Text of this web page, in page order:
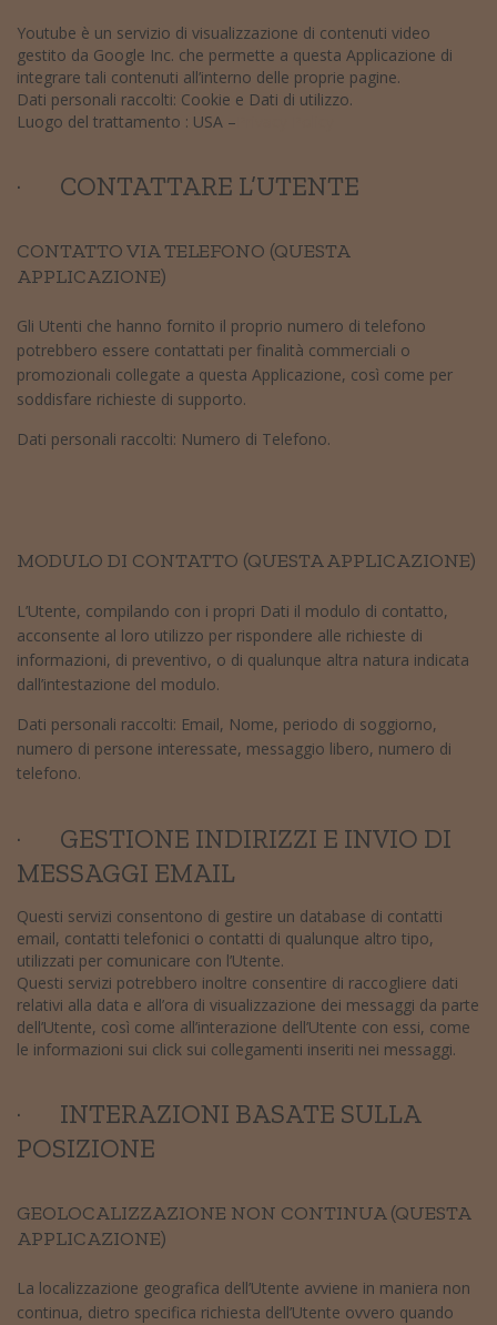
Youtube è un servizio di visualizzazione di contenuti video
gestito da Google Inc. che permette a questa Applicazione di
integrare tali contenuti all’interno delle proprie pagine.
Dati personali raccolti: Cookie e Dati di utilizzo.
Luogo del trattamento : USA –
· CONTATTARE L’UTENTE
CONTATTO VIA TELEFONO (QUESTA
APPLICAZIONE)
Gli Utenti che hanno fornito il proprio numero di telefono
potrebbero essere contattati per finalità commerciali o
promozionali collegate a questa Applicazione, così come per
soddisfare richieste di supporto.
Dati personali raccolti: Numero di Telefono.
MODULO DI CONTATTO (QUESTA APPLICAZIONE)
L’Utente, compilando con i propri Dati il modulo di contatto,
acconsente al loro utilizzo per rispondere alle richieste di
informazioni, di preventivo, o di qualunque altra natura indicata
dall’intestazione del modulo.
Dati personali raccolti: Email, Nome, periodo di soggiorno,
numero di persone interessate, messaggio libero, numero di
telefono.
· GESTIONE INDIRIZZI E INVIO DI
MESSAGGI EMAIL
Questi servizi consentono di gestire un database di contatti
email, contatti telefonici o contatti di qualunque altro tipo,
utilizzati per comunicare con l’Utente.
Questi servizi potrebbero inoltre consentire di raccogliere dati
relativi alla data e all’ora di visualizzazione dei messaggi da parte
dell’Utente, così come all’interazione dell’Utente con essi, come
le informazioni sui click sui collegamenti inseriti nei messaggi.
· INTERAZIONI BASATE SULLA
POSIZIONE
GEOLOCALIZZAZIONE NON CONTINUA (QUESTA
APPLICAZIONE)
La localizzazione geografica dell’Utente avviene in maniera non
continua, dietro specifica richiesta dell’Utente ovvero quando